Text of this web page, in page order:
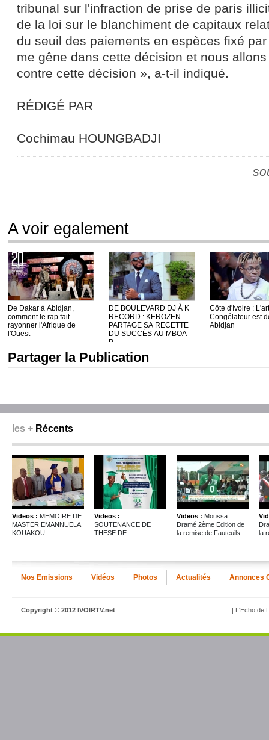
tribunal sur l'infraction de prise de paris
de la loi sur le blanchiment de capitaux
du seuil des paiements en espèces fixé
me gêne dans cette décision et nous
contre cette décision », a-t-il indiqué.
RÉDIGÉ PAR
Cochimau HOUNGBADJI
A voir egalement
De Dakar à Abidjan,
comment le rap fait
rayonner l'Afrique de
l'Ouest
DE BOULEVARD DJ À K
RECORD : KEROZEN
PARTAGE SA RECETTE
DU SUCCÈS AU MBOA
P...
Côte d'Ivoire :
Congélateur est
Abidjan
Partager la Publication
les + Récents
Videos : MEMOIRE DE
MASTER EMANNUELA
KOUAKOU
Videos :
SOUTENANCE DE
THESE DE...
Videos : Moussa
Dramé 2ème Edition de
la remise de Fauteuils...
la
Nos Emissions Vidéos Photos Actualités Annonces
Copyright © 2012 IVOIRTV.net | L'Echo de